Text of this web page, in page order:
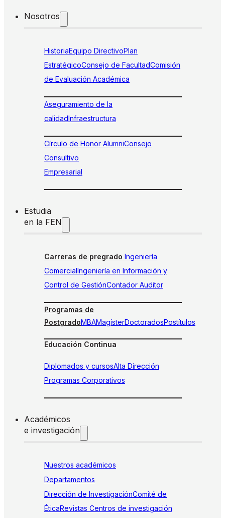
Nosotros
HistoriaEquipo DirectivoPlan
EstratégicoConsejo de FacultadComisión
de Evaluación Académica
Aseguramiento de la
calidadInfraestructura
Círculo de Honor AlumniConsejo
Consultivo
Empresarial
Estudia
en la FEN
Carreras de pregrado Ingeniería
ComercialIngeniería en Información y
Control de GestiónContador Auditor
Programas de
PostgradoMBAMagísterDoctoradosPostítulos
Educación Continua
Diplomados y cursosAlta Dirección
Programas Corporativos
Académicos
e investigación
Nuestros académicos
Departamentos
Dirección de InvestigaciónComité de
ÉticaRevistas Centros de investigación